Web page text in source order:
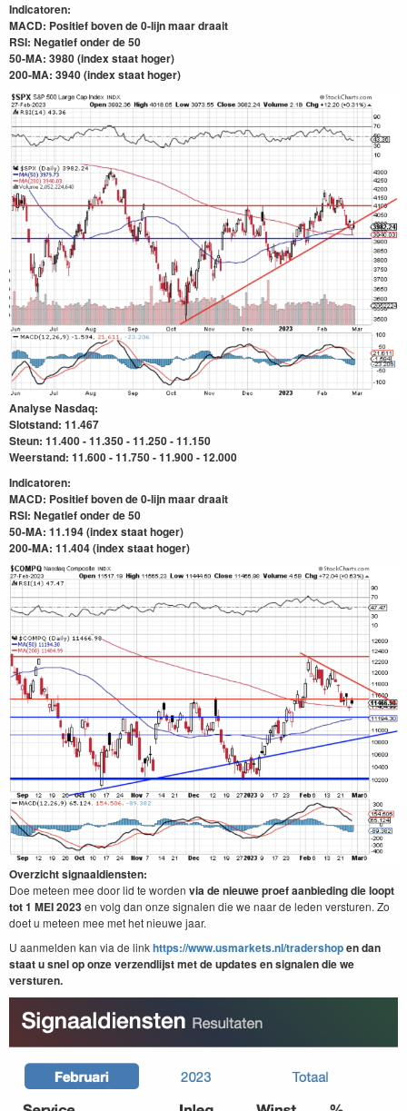
Indicatoren:
MACD: Positief boven de 0-lijn maar draait
RSI: Negatief onder de 50
50-MA: 3980 (index staat hoger)
200-MA: 3940(index staat hoger)
Analyse Nasdaq:
Slotstand: 11.467
Steun: 11.400 - 11.350 - 11.250 - 11.150
Weerstand: 11.600 - 11.750 - 11.900 - 12.000
Indicatoren:
MACD: Positief boven de 0-lijn maar draait
RSI: Negatief onderde 50
50-MA: 11.194 (index staat hoger)
200-MA: 11.404(index staat hoger)
Overzicht signaaldiensten:
Doe meteen mee door lid te worden via de nieuwe proef aanbieding die loopt
tot 1 MEI 2023en volg dan onze signalen die we naar de leden versturen. Zo
doet u meteen mee met het nieuwe jaar.
U aanmelden kan via de linkhttps://www.usmarkets.nl/tradershopen dan
staat u snel op onze verzendlijst met de updates en signalen die we
versturen.